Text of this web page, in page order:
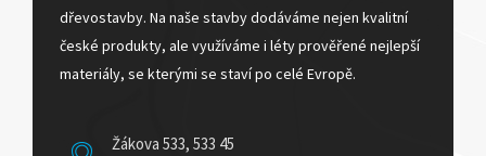
dřevostavby. Na naše stavby dodáváme nejen kvalitní
české produkty, ale využíváme i léty prověřené nejlepší
materiály, se kterými se staví po celé Evropě.
Žákova 533, 533 45